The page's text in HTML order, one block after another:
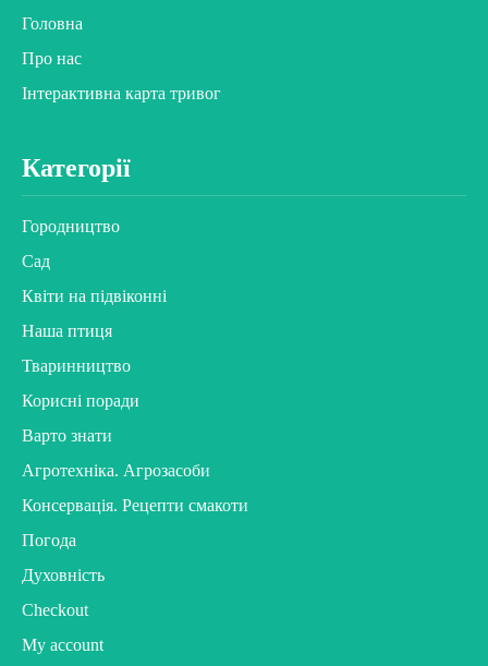
Головна
Про нас
Інтерактивна карта тривог
Категорії
Городництво
Сад
Квіти на підвіконні
Наша птиця
Тваринництво
Корисні поради
Варто знати
Агротехніка. Агрозасоби
Консервація. Рецепти смакоти
Погода
Духовність
Checkout
My account